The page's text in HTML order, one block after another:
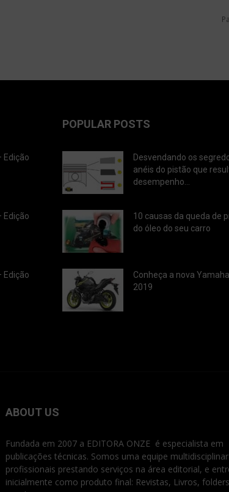
Edição
Edição
Edição
POPULAR POSTS
Desvendando os
anéis do pistão que
desempenho...
10 causas da queda de
do óleo do seu carro
Conheça a nova
2019
ABOUT US
Fundada em 2007 a EDITORA ONZE é especialista em
publicações técnicas. Somos uma equipe
profissionais prestando serviços na área editorial, e
inicialmente como produto final: Revistas, Livros,